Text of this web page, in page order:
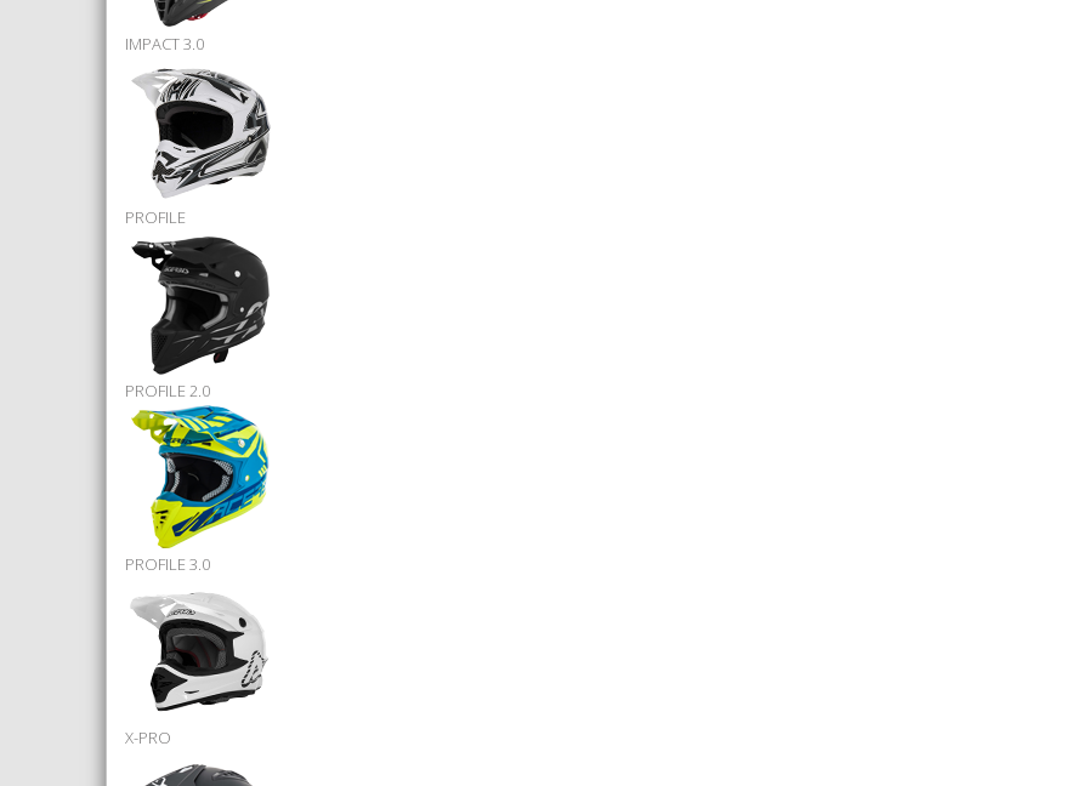
IMPACT 3.0
PROFILE
PROFILE 2.0
PROFILE 3.0
X-PRO